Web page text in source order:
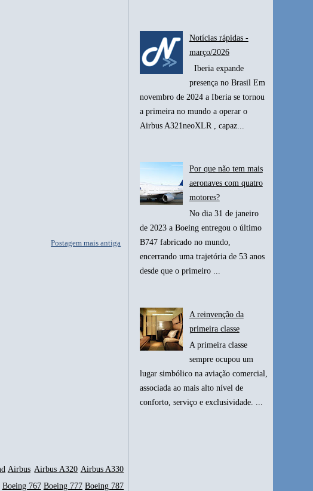
Postagem mais antiga
Airbus Airbus A320 Airbus A330
Boeing 767 Boeing 777 Boeing 787
Notícias rápidas -
março/2026
Iberia expande
presença no Brasil Em
novembro de 2024 a Iberia se tornou
a primeira no mundo a operar o
Airbus A321neoXLR , capaz...
Por que não tem mais
aeronaves com quatro
motores?
No dia 31 de janeiro
de 2023 a Boeing entregou o último
B747 fabricado no mundo,
encerrando uma trajetória de 53 anos
desde que o primeiro ...
A reinvenção da
primeira classe
A primeira classe
sempre ocupou um
lugar simbólico na aviação comercial,
associada ao mais alto nível de
conforto, serviço e exclusividade. ...